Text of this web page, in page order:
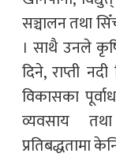
सञ्चालन तथा
। साथै उनले
दिने, राप्ती
विकासका
व्यवसाय
प्रतिबद्धतामा